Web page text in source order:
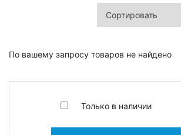
Только в наличии
По вашему запросу товаров не найдено